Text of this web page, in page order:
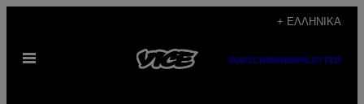
περιεχόμενο
+ ΕΛΛΗΝΙΚΆ
Ανοίξτε
SUBSCRIBENEWSLETTER